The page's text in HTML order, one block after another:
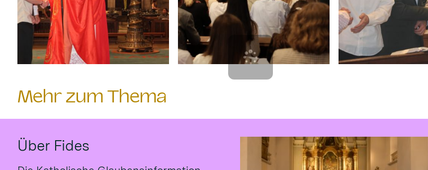
Mehr zum Thema
Über Fides